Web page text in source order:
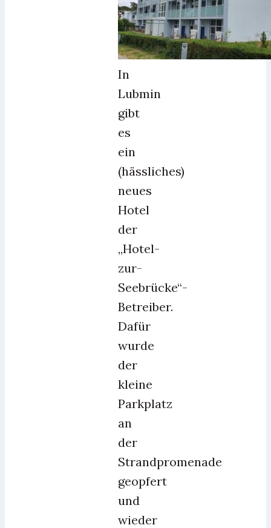
In
Lubmin
gibt
es
ein
(hässliches)
neues
Hotel
der
„Hotel-
zur-
Seebrücke“-
Betreiber.
Dafür
wurde
der
kleine
Parkplatz
an
der
Strandpromenade
geopfert
und
wieder